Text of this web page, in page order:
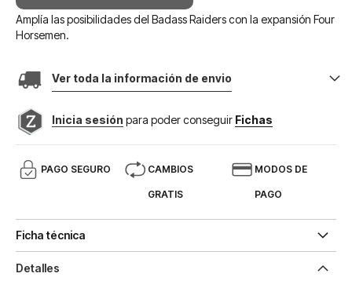
Amplía las posibilidades del Badass Raiders con la expansión Four
Horsemen.
Ver toda la información de envio
Inicia sesión para poder conseguir Fichas
PAGO SEGURO CAMBIOS
GRATIS
MODOS DE
PAGO
Ficha técnica
Detalles